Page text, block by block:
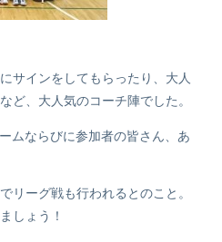
サインをしてもらったり、大人
ど、大人気のコーチ陣でした。
ムならびに参加者の皆さん、あ
リーグ戦も行われるとのこと。
しょう！